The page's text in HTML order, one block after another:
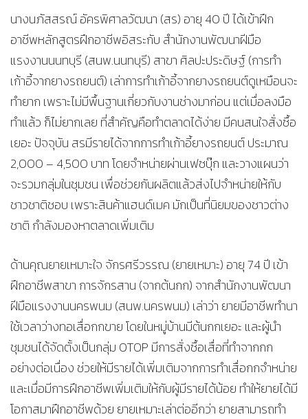
นางนภัสสรณ์ อัครพิศาลวัฒนา (สร) อายุ 40 ปี ได้เข้าฝึก
อาชีพหลักสูตรฝึกอาชีพอิสระกับ สำนักงานพัฒนาฝีมือ
แรงงานนนทบุรี (สนพ.นนทบุรี) สาขา ศิลปะประดิษฐ์ (การทำ
เก้าอี้จากยางรถยนต์) เล่าการทำเก้าอี้จากยางรถยนต์ดูเหมือนจะ
ทำยาก เพราะไม่มีพื้นฐานเกี่ยวกับงานช่างมาก่อน แต่เมื่อลงมือ
ทำแล้ว ก็ไม่ยากเลย ที่สำคัญคือทำตลาดได้ง่าย มีคนสนใจสั่งซื้อ
เยอะ ปัจจุบัน สรมีรายได้จากการทำเก้าอี้ยางรถยนต์ ประมาณ
2,000 – 4,500 บาท โดยจำหน่ายผ่านเฟซบุ๊ก และวางแผนว่า
จะรวมกลุ่มในชุมชน เพื่อช่วยกันผลิตแล้วส่งไปจำหน่ายให้กับ
ชาวชาติชอบ เพราะสินค้าแฮนด์เมค มักเป็นที่นิยมของชาวต่าง
ชาติ กำลังมองหาตลาดเพิ่มเติม
ด้านคุณยายเหมาะใจ จักรศรีวรรณ (ยายเหมาะ) อายุ 74 ปี เข้า
ฝึกอาชีพสาขา การจักรสาน (จากต้นกก) จากสำนักงานพัฒนา
ฝีมือแรงงานนครพนม (สนพ.นครพนม) เล่าว่า ยายมีอาชีพทำนา
ใช้เวลาว่างทอเสื่อกกขาย โดยในหมู่บ้านมีต้นกกเยอะ และผู้นำ
ชุมชนได้จัดตั้งเป็นกลุ่ม OTOP มีการสั่งซื้อเสื่อที่ทำจากกก
อย่างต่อเนื่อง ช่วยให้มีรายได้เพิ่มเติมจากการทำเสื่อกกจำหน่าย
และเมื่อมีการฝึกอาชีพเพิ่มเติมให้กับผู้มีรายได้น้อย ทำให้ยายได้มี
โอกาสมาฝึกอาชีพด้วย ยายเหมาะเล่าต่ออีกว่า ยายสามารถทำ